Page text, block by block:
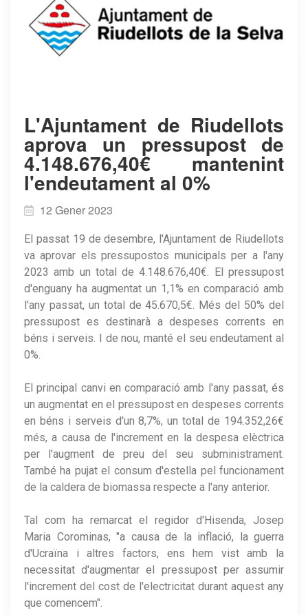
L'Ajuntament de Riudellots
aprova un pressupost de
4.148.676,40€ mantenint
l'endeutament al 0%
12 Gener 2023
El passat 19 de desembre, l'Ajuntament de Riudellots
va aprovar els pressupostos municipals per a l'any
2023 amb un total de 4.148.676,40€. El pressupost
d'enguany ha augmentat un 1,1% en comparació amb
l'any passat, un total de 45.670,5€. Més del 50% del
pressupost es destinarà a despeses corrents en
béns i serveis. I de nou, manté el seu endeutament al
0%.
El principal canvi en comparació amb l'any passat, és
un augmentat en el pressupost en despeses corrents
en béns i serveis d'un 8,7%, un total de 194.352,26€
més, a causa de l'increment en la despesa elèctrica
per l'augment de preu del seu subministrament.
També ha pujat el consum d'estella pel funcionament
de la caldera de biomassa respecte a l'any anterior.
Tal com ha remarcat el regidor d'Hisenda, Josep
Maria Corominas, "a causa de la inflació, la guerra
d'Ucraïna i altres factors, ens hem vist amb la
necessitat d'augmentar el pressupost per assumir
l'increment del cost de l'electricitat durant aquest any
que comencem".